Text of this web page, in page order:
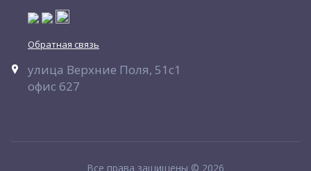
Обратная связь
улица Верхние Поля, 51с1
офис 627
Все права защищены © 2026